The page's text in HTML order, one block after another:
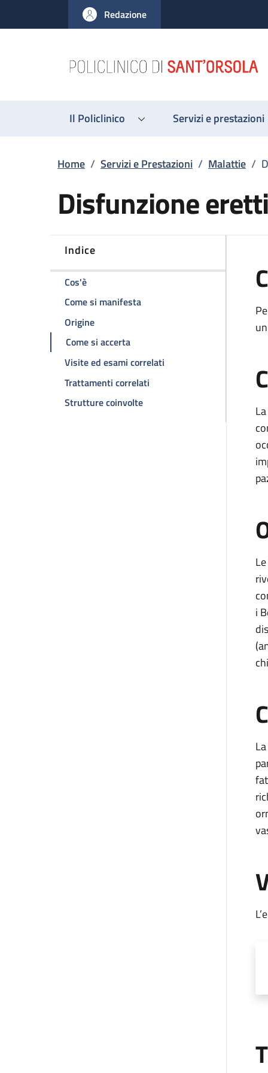
al contenuto principale
to footer content
Redazione
Il Policlinico Servizi e prestazioni
Briciole di pane
Home / Servizi e Prestazioni / Malattie /
Disfunzione
Indice
Cos'èdella pagina Disfunzione erettile
Come si manifestadella pagina Disfunzione
Originedella pagina Disfunzione erettile
Come si accertadella pagina Disfunzione erettile
Visite ed esami correlati
Trattamenti correlati della pagina Disfunzione
Strutture coinvoltedella pagina Disfunzione
i